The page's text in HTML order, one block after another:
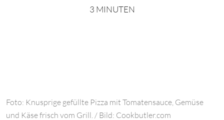
3 MINUTEN
Foto: Knusprige gefüllte Pizza mit Tomatensauce, Gemüse
und Käse frisch vom Grill. / Bild: Cookbutler.com